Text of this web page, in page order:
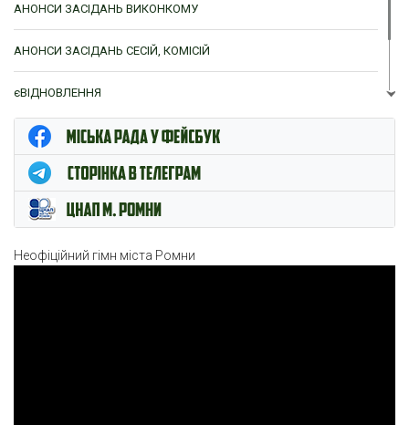
АНОНСИ ЗАСІДАНЬ ВИКОНКОМУ
АНОНСИ ЗАСІДАНЬ СЕСІЙ, КОМІСІЙ
єВІДНОВЛЕННЯ
ЦНАП м. Ромни
Неофіційний гімн міста Ромни